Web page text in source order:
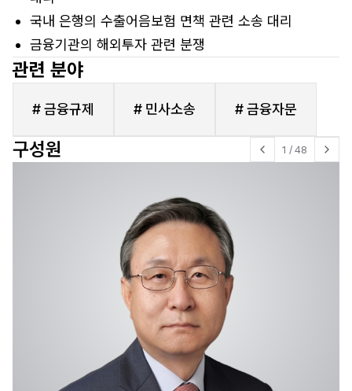
국내 은행의 수출어음보험 면책 관련 소송 대리
금융기관의 해외투자 관련 분쟁
관련 분야
# 금융규제 # 민사소송 # 금융자문
구성원 1 / 48